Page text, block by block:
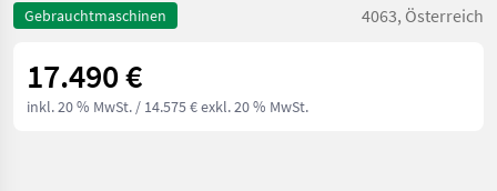
Gebrauchtmaschinen 4063, Österreich
17.490 €
inkl. 20 % MwSt. / 14.575 € exkl. 20 % MwSt.